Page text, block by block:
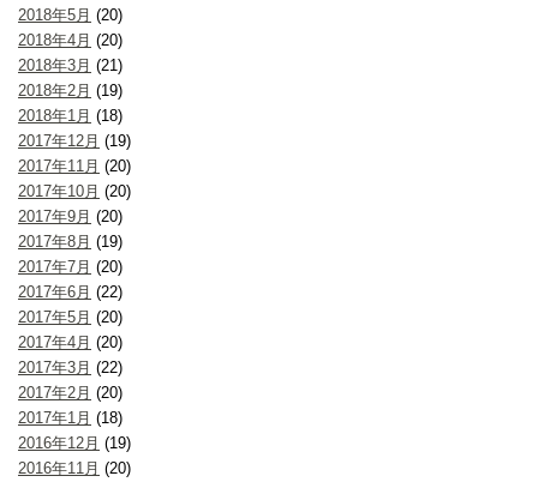
2018年5月 (20)
2018年4月 (20)
2018年3月 (21)
2018年2月 (19)
2018年1月 (18)
2017年12月 (19)
2017年11月 (20)
2017年10月 (20)
2017年9月 (20)
2017年8月 (19)
2017年7月 (20)
2017年6月 (22)
2017年5月 (20)
2017年4月 (20)
2017年3月 (22)
2017年2月 (20)
2017年1月 (18)
2016年12月 (19)
2016年11月 (20)